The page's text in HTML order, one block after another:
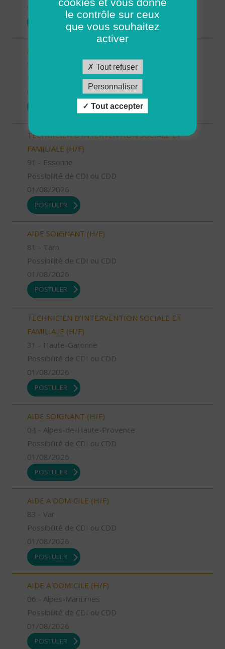
01/08/2026
AUXILIAIRE DE VIE SOCIALE (H/F)
92 - Hauts-de-Seine
Possibilité de CDI ou CDD
TECHNICIEN D’INTERVENTION SOCIALE ET
FAMILIALE (H/F)
91 - Essonne
Possibilité de CDI ou CDD
01/08/2026
POSTULER
AIDE SOIGNANT (H/F)
81 - Tarn
Possibilité de CDI ou CDD
01/08/2026
POSTULER
TECHNICIEN D’INTERVENTION SOCIALE ET
FAMILIALE (H/F)
31 - Haute-Garonne
Possibilité de CDI ou CDD
01/08/2026
POSTULER
AIDE SOIGNANT (H/F)
04 - Alpes-de-Haute-Provence
Possibilité de CDI ou CDD
01/08/2026
POSTULER
AIDE A DOMICILE (H/F)
83 - Var
Possibilité de CDI ou CDD
01/08/2026
POSTULER
AIDE A DOMICILE (H/F)
06 - Alpes-Maritimes
Possibilité de CDI ou CDD
01/08/2026
POSTULER
le contrôle sur ceux
que vous souhaitez
activer
Tout refuser
Personnaliser
Tout accepter